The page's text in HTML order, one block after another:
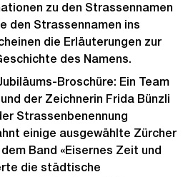
zu den Strassennamen
den Strassennamen ins
die Erläuterungen zur
des Namens.
Broschüre: Ein Team
der Zeichnerin Frida Bünzli
Strassenbenennung
einige ausgewählte Zürcher
Band «Eisernes Zeit und
die städtische